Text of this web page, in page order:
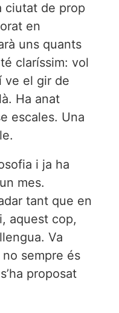
ciutat de prop
en
uns quants
claríssim: vol
ve el gir de
Ha anat
escales. Una
i ja ha
mes.
tant que en
aquest cop,
Va
no sempre és
proposat